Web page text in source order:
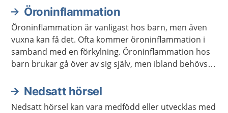
Öroninflammation
Öroninflammation är vanligast hos barn, men även
vuxna kan få det. Ofta kommer öroninflammation i
samband med en förkylning. Öroninflammation hos
barn brukar gå över av sig själv, men ibland behövs
antibiotika.
Nedsatt hörsel
Nedsatt hörsel kan vara medfödd eller utvecklas med